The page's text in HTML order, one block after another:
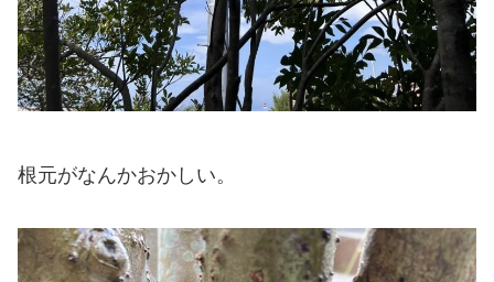
根元がなんかおかしい。